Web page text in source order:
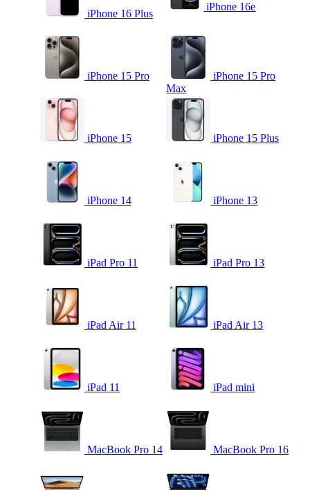
iPhone 16 Plus
iPhone 16e
iPhone 15 Pro
iPhone 15 Pro
Max
iPhone 15 iPhone 15 Plus
iPhone 14 iPhone 13
iPad Pro 11 iPad Pro 13
iPad Air 11 iPad Air 13
iPad 11 iPad mini
MacBook Pro 14 MacBook Pro 16